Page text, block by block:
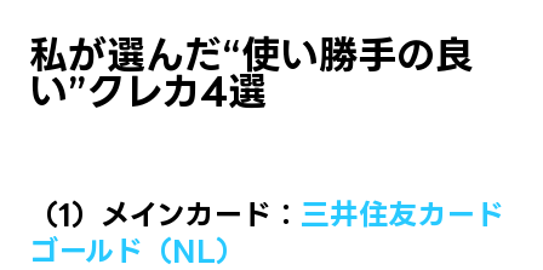
私が選んだ“使い勝手の良
い”クレカ4選
（1）メインカード： 三井住友カード
ゴールド（NL）